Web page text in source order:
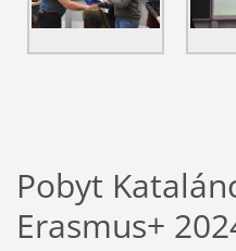
Pobyt
Erasmus+